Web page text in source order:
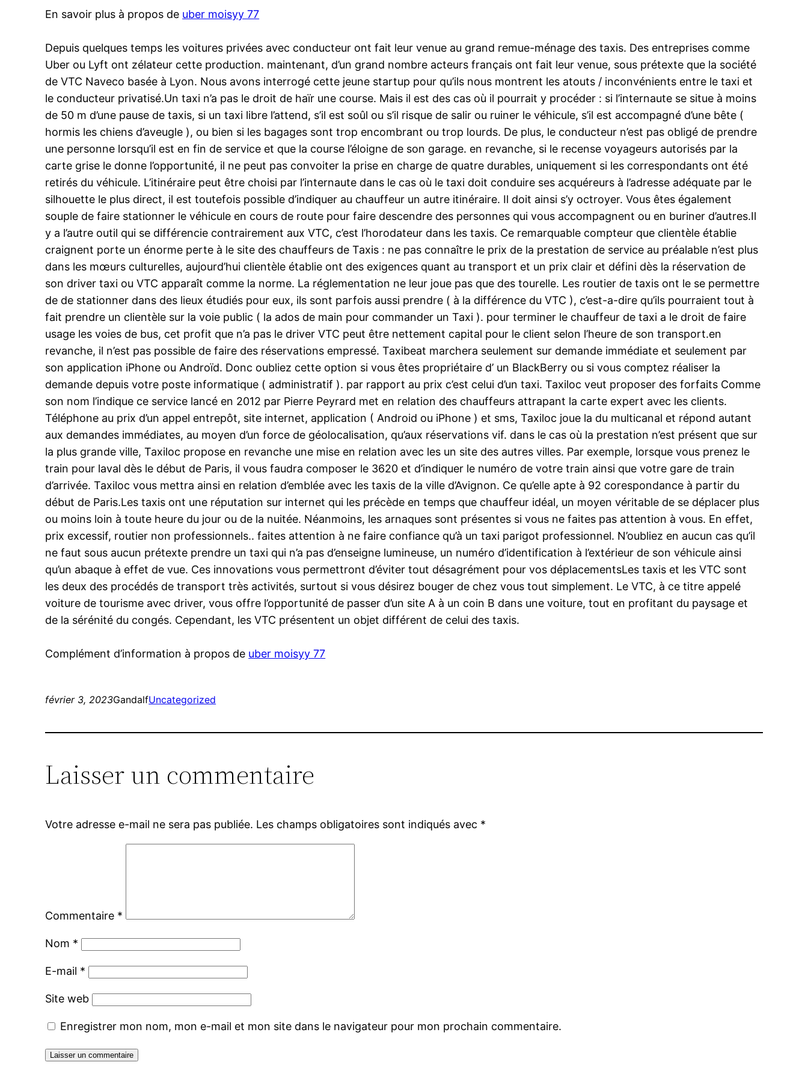
En savoir plus à propos de uber moisyy 77
Depuis quelques temps les voitures privées avec conducteur ont fait leur venue au grand remue-ménage des taxis. Des entreprises comme
Uber ou Lyft ont zélateur cette production. maintenant, d’un grand nombre acteurs français ont fait leur venue, sous prétexte que la société
de VTC Naveco basée à Lyon. Nous avons interrogé cette jeune startup pour qu’ils nous montrent les atouts / inconvénients entre le taxi et
le conducteur privatisé.Un taxi n’a pas le droit de haïr une course. Mais il est des cas où il pourrait y procéder : si l’internaute se situe à moins
de 50 m d’une pause de taxis, si un taxi libre l’attend, s’il est soûl ou s’il risque de salir ou ruiner le véhicule, s’il est accompagné d’une bête (
hormis les chiens d’aveugle ), ou bien si les bagages sont trop encombrant ou trop lourds. De plus, le conducteur n’est pas obligé de prendre
une personne lorsqu’il est en fin de service et que la course l’éloigne de son garage. en revanche, si le recense voyageurs autorisés par la
carte grise le donne l’opportunité, il ne peut pas convoiter la prise en charge de quatre durables, uniquement si les correspondants ont été
retirés du véhicule. L’itinéraire peut être choisi par l’internaute dans le cas où le taxi doit conduire ses acquéreurs à l’adresse adéquate par le
silhouette le plus direct, il est toutefois possible d’indiquer au chauffeur un autre itinéraire. Il doit ainsi s’y octroyer. Vous êtes également
souple de faire stationner le véhicule en cours de route pour faire descendre des personnes qui vous accompagnent ou en buriner d’autres.Il
y a l’autre outil qui se différencie contrairement aux VTC, c’est l’horodateur dans les taxis. Ce remarquable compteur que clientèle établie
craignent porte un énorme perte à le site des chauffeurs de Taxis : ne pas connaître le prix de la prestation de service au préalable n’est plus
dans les mœurs culturelles, aujourd’hui clientèle établie ont des exigences quant au transport et un prix clair et défini dès la réservation de
son driver taxi ou VTC apparaît comme la norme. La réglementation ne leur joue pas que des tourelle. Les routier de taxis ont le se permettre
de de stationner dans des lieux étudiés pour eux, ils sont parfois aussi prendre ( à la différence du VTC ), c’est-a-dire qu’ils pourraient tout à
fait prendre un clientèle sur la voie public ( la ados de main pour commander un Taxi ). pour terminer le chauffeur de taxi a le droit de faire
usage les voies de bus, cet profit que n’a pas le driver VTC peut être nettement capital pour le client selon l’heure de son transport.en
revanche, il n’est pas possible de faire des réservations empressé. Taxibeat marchera seulement sur demande immédiate et seulement par
son application iPhone ou Androïd. Donc oubliez cette option si vous êtes propriétaire d’ un BlackBerry ou si vous comptez réaliser la
demande depuis votre poste informatique ( administratif ). par rapport au prix c’est celui d’un taxi. Taxiloc veut proposer des forfaits Comme
son nom l’indique ce service lancé en 2012 par Pierre Peyrard met en relation des chauffeurs attrapant la carte expert avec les clients.
Téléphone au prix d’un appel entrepôt, site internet, application ( Android ou iPhone ) et sms, Taxiloc joue la du multicanal et répond autant
aux demandes immédiates, au moyen d’un force de géolocalisation, qu’aux réservations vif. dans le cas où la prestation n’est présent que sur
la plus grande ville, Taxiloc propose en revanche une mise en relation avec les un site des autres villes. Par exemple, lorsque vous prenez le
train pour laval dès le début de Paris, il vous faudra composer le 3620 et d’indiquer le numéro de votre train ainsi que votre gare de train
d’arrivée. Taxiloc vous mettra ainsi en relation d’emblée avec les taxis de la ville d’Avignon. Ce qu’elle apte à 92 corespondance à partir du
début de Paris.Les taxis ont une réputation sur internet qui les précède en temps que chauffeur idéal, un moyen véritable de se déplacer plus
ou moins loin à toute heure du jour ou de la nuitée. Néanmoins, les arnaques sont présentes si vous ne faites pas attention à vous. En effet,
prix excessif, routier non professionnels.. faites attention à ne faire confiance qu’à un taxi parigot professionnel. N’oubliez en aucun cas qu’il
ne faut sous aucun prétexte prendre un taxi qui n’a pas d’enseigne lumineuse, un numéro d’identification à l’extérieur de son véhicule ainsi
qu’un abaque à effet de vue. Ces innovations vous permettront d’éviter tout désagrément pour vos déplacementsLes taxis et les VTC sont
les deux des procédés de transport très activités, surtout si vous désirez bouger de chez vous tout simplement. Le VTC, à ce titre appelé
voiture de tourisme avec driver, vous offre l’opportunité de passer d’un site A à un coin B dans une voiture, tout en profitant du paysage et
de la sérénité du congés. Cependant, les VTC présentent un objet différent de celui des taxis.
Complément d’information à propos de uber moisyy 77
février 3, 2023GandalfUncategorized
Laisser un commentaire
Votre adresse e-mail ne sera pas publiée. Les champs obligatoires sont indiqués avec *
Commentaire *
Nom *
E-mail *
Site web
Enregistrer mon nom, mon e-mail et mon site dans le navigateur pour mon prochain commentaire.